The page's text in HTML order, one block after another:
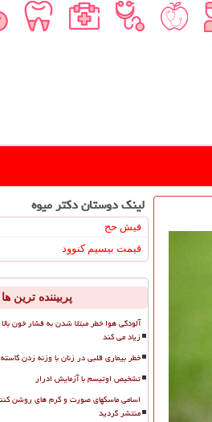
لینک دوستان دكتر میوه
فیش حج
قیمت بیسیم کنوود
پربیننده ترین ها
آلودگی هوا خطر مبتلا شدن به فشار خون
زیاد می کند
خطر بیماری قلبی در زنان با وزنه زدن
تشخیص اوتیسم با آزمایش ادرار
اسامی ماسکهای صورت و کرم های روشن
منتشر گردید